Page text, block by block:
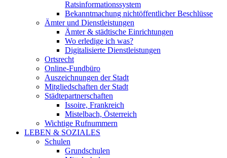
Ratsinformationssystem
Bekanntmachung nichtöffentlicher Beschlüsse
Ämter und Dienstleistungen
Ämter & städtische Einrichtungen
Wo erledige ich was?
Digitalisierte Dienstleistungen
Ortsrecht
Online-Fundbüro
Auszeichnungen der Stadt
Mitgliedschaften der Stadt
Städtepartnerschaften
Issoire, Frankreich
Mistelbach, Österreich
Wichtige Rufnummern
LEBEN & SOZIALES
Schulen
Grundschulen